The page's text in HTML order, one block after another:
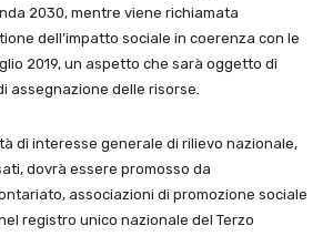
2030, mentre viene richiamata
dell’impatto sociale in coerenza con le
2019, un aspetto che sarà oggetto di
assegnazione delle risorse.
di interesse generale di rilievo nazionale,
dovrà essere promosso da
associazioni di promozione sociale
registro unico nazionale del Terzo